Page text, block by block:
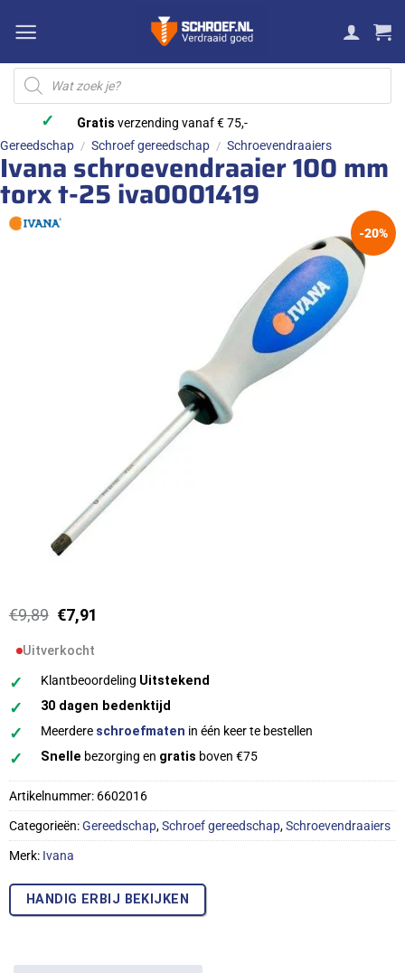
naar
inhoud
Producten
zoeken
✓ Gratis verzending vanaf € 75,-
Gereedschap / Schroef gereedschap / Schroevendraaiers
Ivana schroevendraaier 100 mm
torx t-25 iva0001419
-20%
€9,89 Oorspronkelijke
prijs
was:
€9,89.
€7,91
Uitverkocht
✓ Klantbeoordeling Uitstekend
✓ 30 dagen bedenktijd
✓ Meerdere schroefmaten in één keer te bestellen
✓ Snelle bezorging en gratis boven €75
Artikelnummer: 6602016
Categorieën:Gereedschap,Schroef gereedschap,Schroevendraaiers
Merk: Ivana
HANDIG ERBIJ BEKIJKEN